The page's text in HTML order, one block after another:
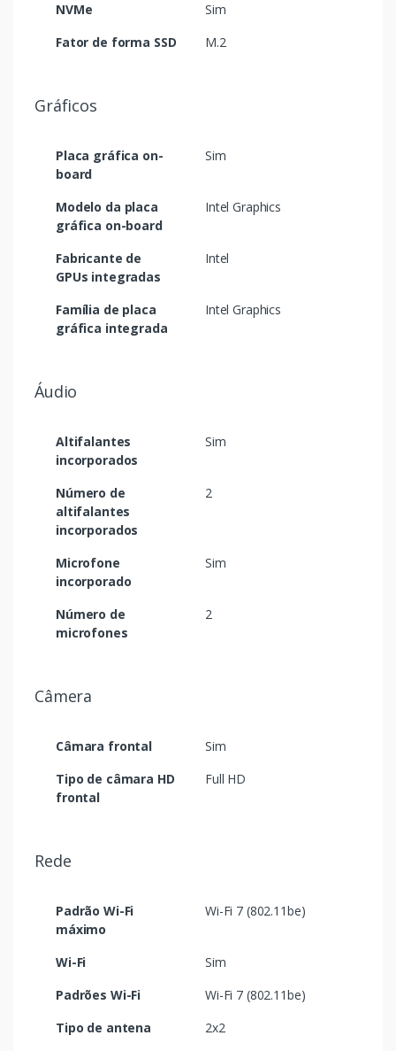
NVMe
Sim
Fator de forma SSD
M.2
Gráficos
Placa gráfica on-
board
Sim
Modelo da placa
gráfica on-board
Intel Graphics
Fabricante de
GPUs integradas
Intel
Família de placa
gráfica integrada
Intel Graphics
Áudio
Altifalantes
incorporados
Sim
Número de
altifalantes
incorporados
2
Microfone
incorporado
Sim
Número de
microfones
2
Câmera
Câmara frontal
Sim
Tipo de câmara HD
frontal
Full HD
Rede
Padrão Wi-Fi
máximo
Wi-Fi 7 (802.11be)
Wi-Fi
Sim
Padrões Wi-Fi
Wi-Fi 7 (802.11be)
Tipo de antena
2x2